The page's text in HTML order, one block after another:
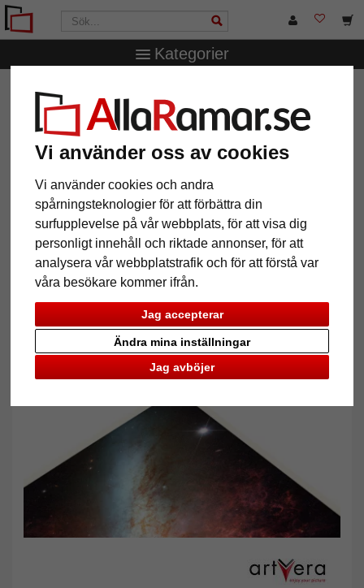
Vi använder oss av cookies
Vi använder cookies och andra
spårningsteknologier för att förbättra din
surfupplevelse på vår webbplats, för att visa dig
personligt innehåll och riktade annonser, för att
analysera vår webbplatstrafik och för att förstå var
våra besökare kommer ifrån.
Jag accepterar
Jag avböjer
Ändra mina inställningar
Kategorier
AllaRamar.se
mm passepartout i standardkvalitet efter mått
2,3 mm passepartout i
standardkvalitet efter mått
Pictures Preview